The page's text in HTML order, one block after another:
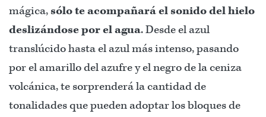
mágica, sólo te acompañará el sonido del hielo
deslizándose por el agua. Desde el azul
translúcido hasta el azul más intenso, pasando
por el amarillo del azufre y el negro de la ceniza
volcánica, te sorprenderá la cantidad de
tonalidades que pueden adoptar los bloques de